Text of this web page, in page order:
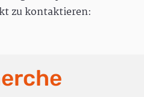
zu kontaktieren: